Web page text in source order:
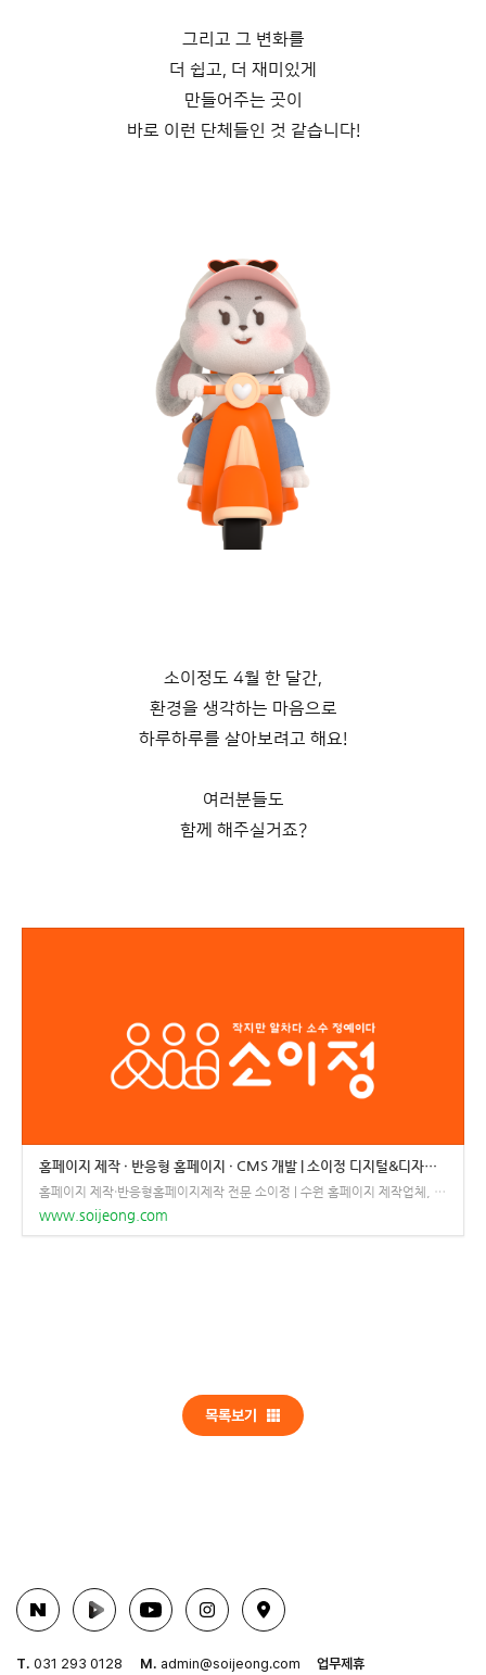
그리고 그 변화를
더 쉽고, 더 재미있게
만들어주는 곳이
바로 이런 단체들인 것 같습니다!
소이정도 4월 한 달간,
환경을 생각하는 마음으로
하루하루를 살아보려고 해요!
여러분들도
함께 해주실거죠?
홈페이지 제작 · 반응형 홈페이지 · CMS 개발 | 소이정 디지털&디자인 에이전시
홈페이지 제작·반응형홈페이지제작 전문 소이정 | 수원 홈페이지 제작업체, 모바일앱 개발, 웹시스템 구축, 마케팅 서비스까지 원스톱 제공 종합 에이전시
www.soijeong.com
목록보기
T. 031 293 0128 M. admin@soijeong.com 업무제휴